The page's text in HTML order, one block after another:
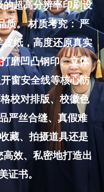
超高分辨率印刷设
质。 材质考究： 严
纸，高度还原真实
磨凹凸钢印、立体
窗安全线等核心防
校对排版、校徽色
严丝合缝、真假难
藏、拍摄道具还是
效、私密地打造出
证书。